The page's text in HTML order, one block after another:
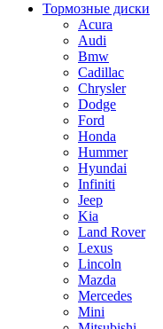
Тормозные диски
Acura
Audi
Bmw
Cadillac
Chrysler
Dodge
Ford
Honda
Hummer
Hyundai
Infiniti
Jeep
Kia
Land Rover
Lexus
Lincoln
Mazda
Mercedes
Mini